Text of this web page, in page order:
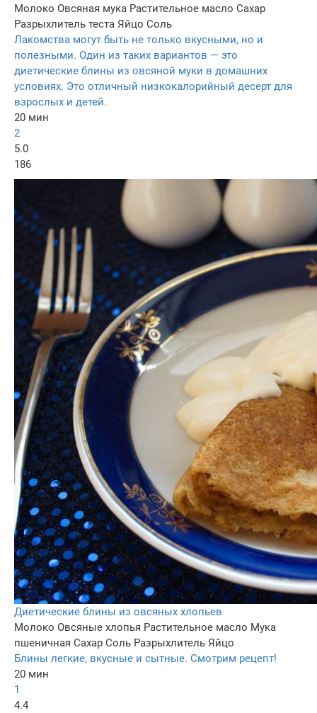
Молоко Овсяная мука Растительное масло Сахар
Разрыхлитель теста Яйцо Соль
Лакомства могут быть не только вкусными, но и
полезными. Один из таких вариантов — это
диетические блины из овсяной муки в домашних
условиях. Это отличный низкокалорийный десерт для
взрослых и детей.
20 мин
2
5.0
186
Диетические блины из овсяных хлопьев
Молоко Овсяные хлопья Растительное масло Мука
пшеничная Сахар Соль Разрыхлитель Яйцо
Блины легкие, вкусные и сытные. Смотрим рецепт!
20 мин
1
4.4